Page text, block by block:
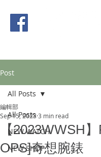
Post
All Posts
NEW WATCH
NEW SHOP
All Posts
【2023WWSH
OPS]奇想腕錶
編輯部
Sep 15, 2023 3 min read